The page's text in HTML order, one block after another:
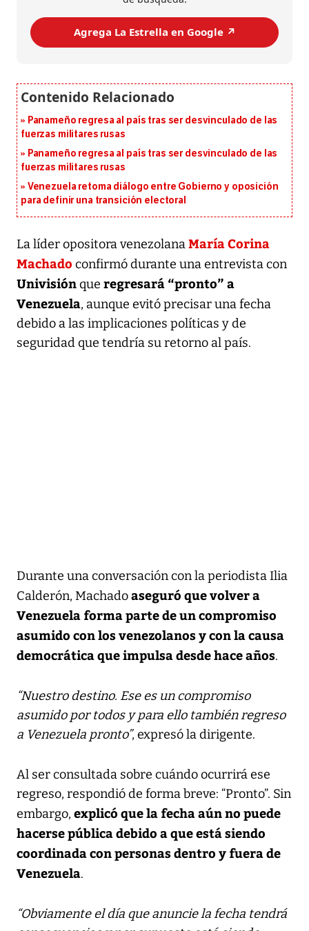
Agrega La Estrella en Google ↗️
Panameño regresa al país tras ser desvinculado de las
fuerzas militares rusas
Panameño regresa al país tras ser desvinculado de las
fuerzas militares rusas
Venezuela retoma diálogo entre Gobierno y oposición
para definir una transición electoral
La líder opositora venezolanaMaría Corina
Machado confirmó durante una entrevista con
Univisiónque regresará “pronto” a
Venezuela, aunque evitó precisar una fecha
debido a las implicaciones políticas y de
seguridad que tendría su retorno al país.
Durante una conversación con la periodista Ilia
Calderón, Machadoaseguró que volver a
Venezuela forma parte de un compromiso
asumido con los venezolanos y con la causa
democrática que impulsa desde hace años.
“Nuestro destino. Ese es un compromiso
asumido por todos y para ello también regreso
a Venezuela pronto”, expresó la dirigente.
Al ser consultada sobre cuándo ocurrirá ese
regreso, respondió de forma breve: “Pronto”. Sin
embargo, explicó que la fecha aún no puede
hacerse pública debido a que está siendo
coordinada con personas dentro y fuera de
Venezuela.
“Obviamente el día que anuncie la fecha tendrá